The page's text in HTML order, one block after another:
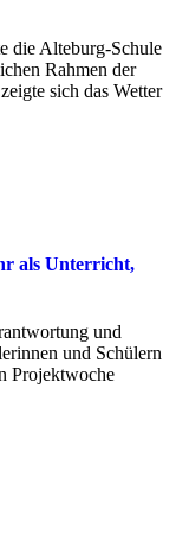
die Alteburg-Schule
Rahmen der
sich das Wetter
als Unterricht,
und
und Schülern
Projektwoche